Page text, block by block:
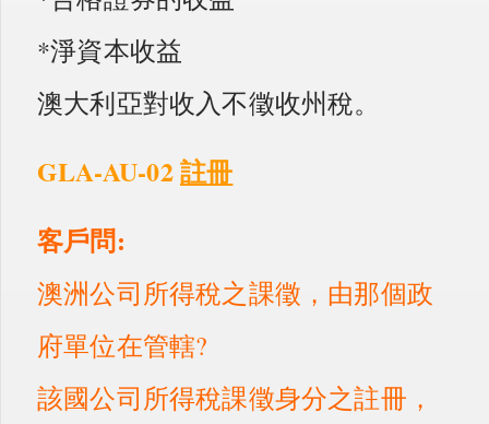
*淨資本收益
澳大利亞對收入不徵收州稅。
GLA-AU-02註冊
客戶問:
澳洲公司所得稅之課徵，由那個政
府單位在管轄?
該國公司所得稅課徵身分之註冊，